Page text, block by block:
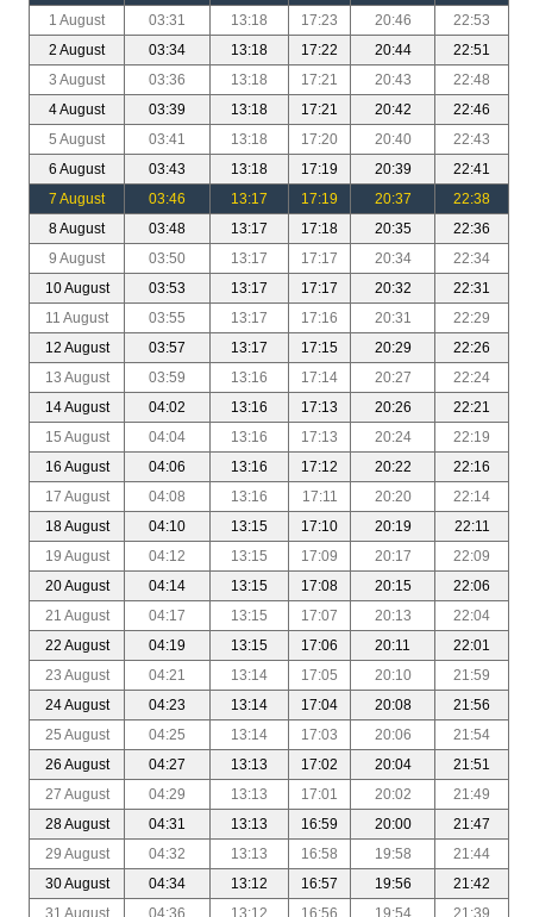
1 August
03:31 13:18 17:23 20:46
22:53
2 August
03:34 13:18 17:22 20:44
22:51
3 August
03:36 13:18 17:21 20:43
22:48
4 August
03:39 13:18 17:21 20:42
22:46
5 August
03:41 13:18 17:20 20:40
22:43
6 August
03:43 13:18 17:19 20:39
22:41
7 August
03:46 13:17 17:19 20:37
22:38
8 August
03:48 13:17 17:18 20:35
22:36
9 August
03:50 13:17 17:17 20:34
22:34
10 August
03:53 13:17 17:17 20:32
22:31
11 August
03:55 13:17 17:16 20:31
22:29
12 August
03:57 13:17 17:15 20:29
22:26
13 August
03:59 13:16 17:14 20:27
22:24
14 August
04:02 13:16 17:13 20:26
22:21
15 August
04:04 13:16 17:13 20:24
22:19
16 August
04:06 13:16 17:12 20:22
22:16
17 August
04:08 13:16 17:11 20:20
22:14
18 August
04:10 13:15 17:10 20:19
22:11
19 August
04:12 13:15 17:09 20:17
22:09
20 August
04:14 13:15 17:08 20:15
22:06
21 August
04:17 13:15 17:07 20:13
22:04
22 August
04:19 13:15 17:06 20:11
22:01
23 August
04:21 13:14 17:05 20:10
21:59
24 August
04:23 13:14 17:04 20:08
21:56
25 August
04:25 13:14 17:03 20:06
21:54
26 August
04:27 13:13 17:02 20:04
21:51
27 August
04:29 13:13 17:01 20:02
21:49
28 August
04:31 13:13 16:59 20:00
21:47
29 August
04:32 13:13 16:58 19:58
21:44
30 August
04:34 13:12 16:57 19:56
21:42
31 August
04:36 13:12 16:56 19:54 21:39